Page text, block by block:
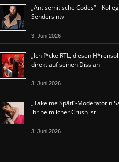
„Antisemitische Codes“ –
Senders ntv
3. Juni 2026
„Ich f*cke RTL, diesen
direkt auf seinen Diss an
3. Juni 2026
„Take me Späti“-Moderatorin
ihr heimlicher Crush ist
3. Juni 2026